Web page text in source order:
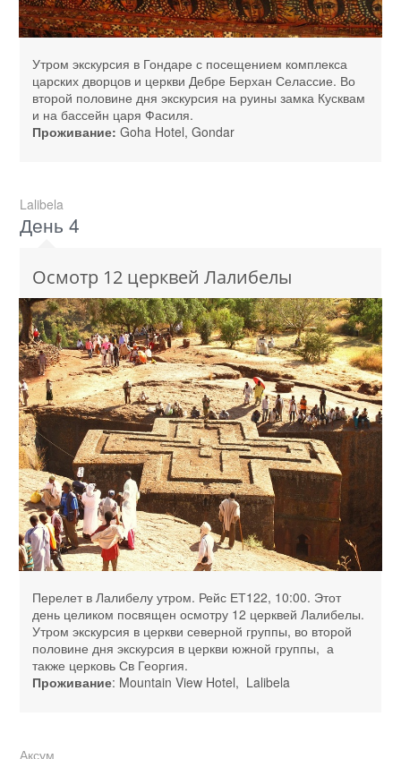
Утром экскурсия в Гондаре с посещением комплекса
царских дворцов и церкви Дебре Берхан Селассие. Во
второй половине дня экскурсия на руины замка Кусквам
и на бассейн царя Фасиля.
Проживание: Goha Hotel, Gondar
Lalibela
День 4
Осмотр 12 церквей Лалибелы
Перелет в Лалибелу утром. Рейс ЕТ122, 10:00. Этот
день целиком посвящен осмотру 12 церквей Лалибелы.
Утром экскурсия в церкви северной группы, во второй
половине дня экскурсия в церкви южной группы, а
также церковь Св Георгия.
Проживание: Mountain View Hotel, Lalibela
Аксум